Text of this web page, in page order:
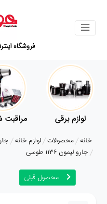
فروشگاه
محصولات
قوانین
سایت
ارتباط
درباره
لوازم برقی
خانه محصولات لوازم خانه
جارو لیمون 1136 طوسی
محصول قبلی